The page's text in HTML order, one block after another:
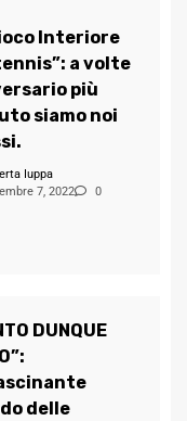
Interiore
a volte
più
siamo noi
Iuppa
7, 2022
0
DUNQUE
delle